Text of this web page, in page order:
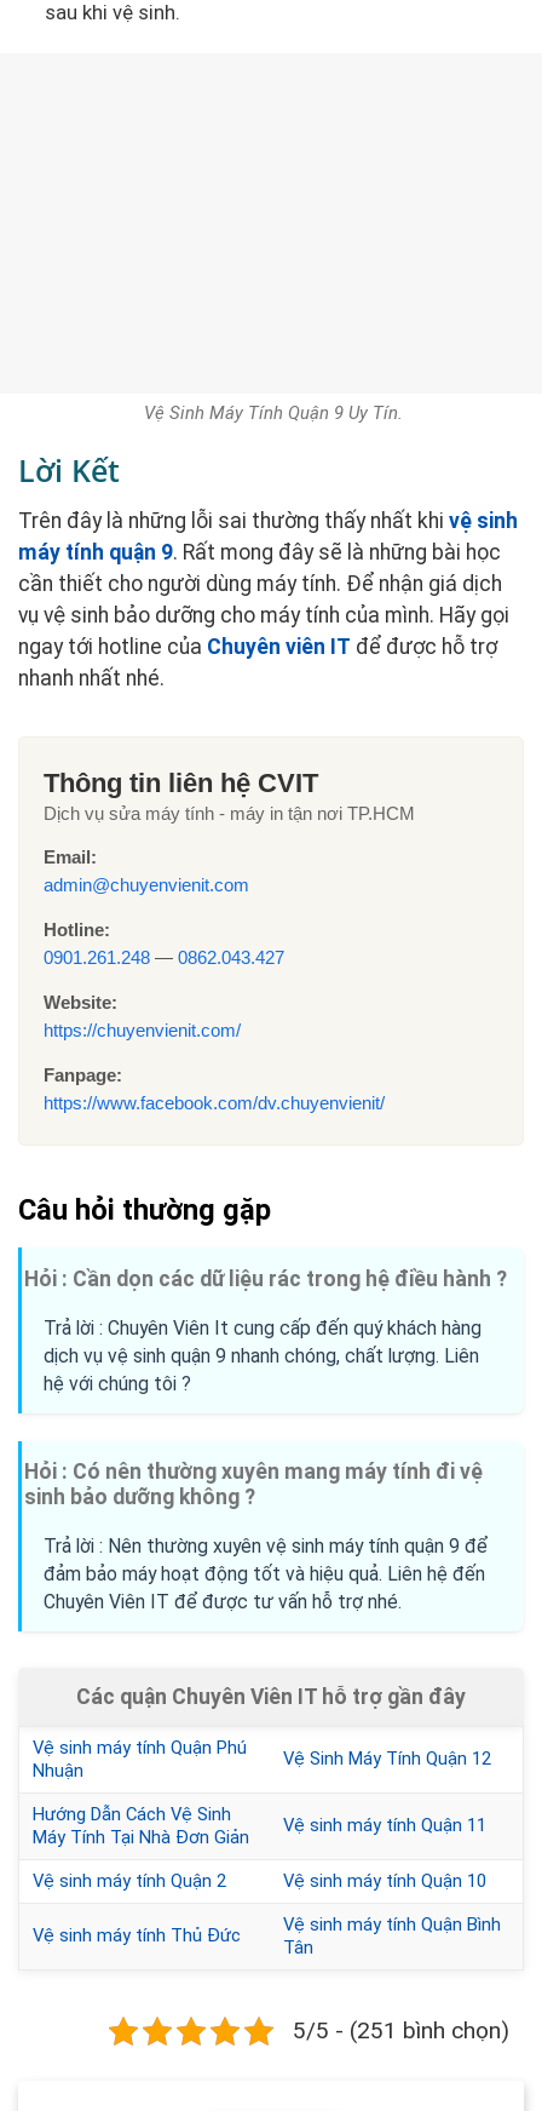
sau khi vệ sinh.
Vệ Sinh Máy Tính Quận 9 Uy Tín.
Lời Kết
Trên đây là những lỗi sai thường thấy nhất khi vệ sinh
máy tính quận 9. Rất mong đây sẽ là những bài học
cần thiết cho người dùng máy tính. Để nhận giá dịch
vụ vệ sinh bảo dưỡng cho máy tính của mình. Hãy gọi
ngay tới hotline của Chuyên viên IT để được hỗ trợ
nhanh nhất nhé.
Thông tin liên hệ CVIT
Dịch vụ sửa máy tính - máy in tận nơi TP.HCM
Email:
admin@chuyenvienit.com
Hotline:
0901.261.248 — 0862.043.427
Website:
https://chuyenvienit.com/
Fanpage:
https://www.facebook.com/dv.chuyenvienit/
Câu hỏi thường gặp
Hỏi : Cần dọn các dữ liệu rác trong hệ điều hành ?
Trả lời : Chuyên Viên It cung cấp đến quý khách hàng
dịch vụ vệ sinh quận 9 nhanh chóng, chất lượng. Liên
hệ với chúng tôi ?
Hỏi : Có nên thường xuyên mang máy tính đi vệ
sinh bảo dưỡng không ?
Trả lời : Nên thường xuyên vệ sinh máy tính quận 9 để
đảm bảo máy hoạt động tốt và hiệu quả. Liên hệ đến
Chuyên Viên IT để được tư vấn hỗ trợ nhé.
Các quận Chuyên Viên IT hỗ trợ gần đây
Vệ sinh máy tính Quận Phú
Nhuận
Vệ Sinh Máy Tính Quận 12
Hướng Dẫn Cách Vệ Sinh
Máy Tính Tại Nhà Đơn Giản
Vệ sinh máy tính Quận 11
Vệ sinh máy tính Quận 2 Vệ sinh máy tính Quận 10
Vệ sinh máy tính Thủ Đức
Vệ sinh máy tính Quận Bình
Tân
5/5 - (251 bình chọn)